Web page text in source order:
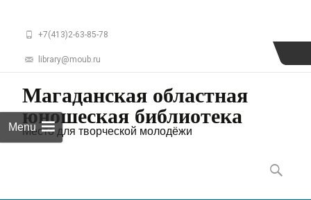
+7(413)2-63-85-78
library@moub.ru
Магаданская областная
юношеская библиотека
Место для творческой молодёжи
Menu
to
content
Найти: